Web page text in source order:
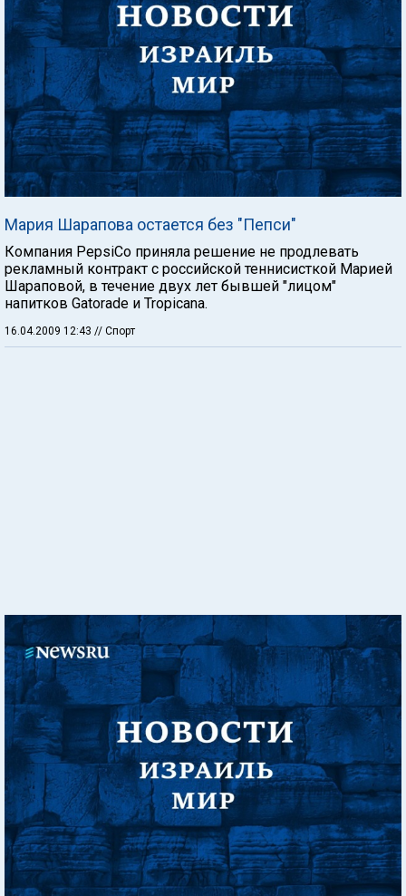
Мария Шарапова остается без "Пепси"
Компания PepsiСo приняла решение не продлевать
рекламный контракт с российской теннисисткой Марией
Шараповой, в течение двух лет бывшей "лицом"
напитков Gatorade и Tropicana.
16.04.2009 12:43 // Спорт